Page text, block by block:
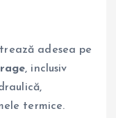
adesea pe
, inclusiv
termice.